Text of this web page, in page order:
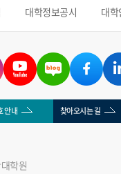
대학정보공시 대
안내 찾아오시는 길
학원